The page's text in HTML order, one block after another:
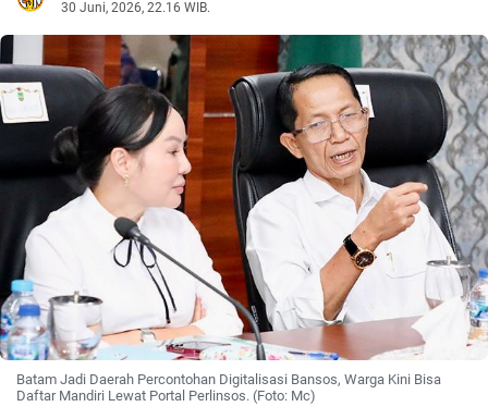
30 Juni, 2026, 22.16 WIB.
Batam Jadi Daerah Percontohan Digitalisasi Bansos, Warga Kini Bisa
Daftar Mandiri Lewat Portal Perlinsos. (Foto: Mc)